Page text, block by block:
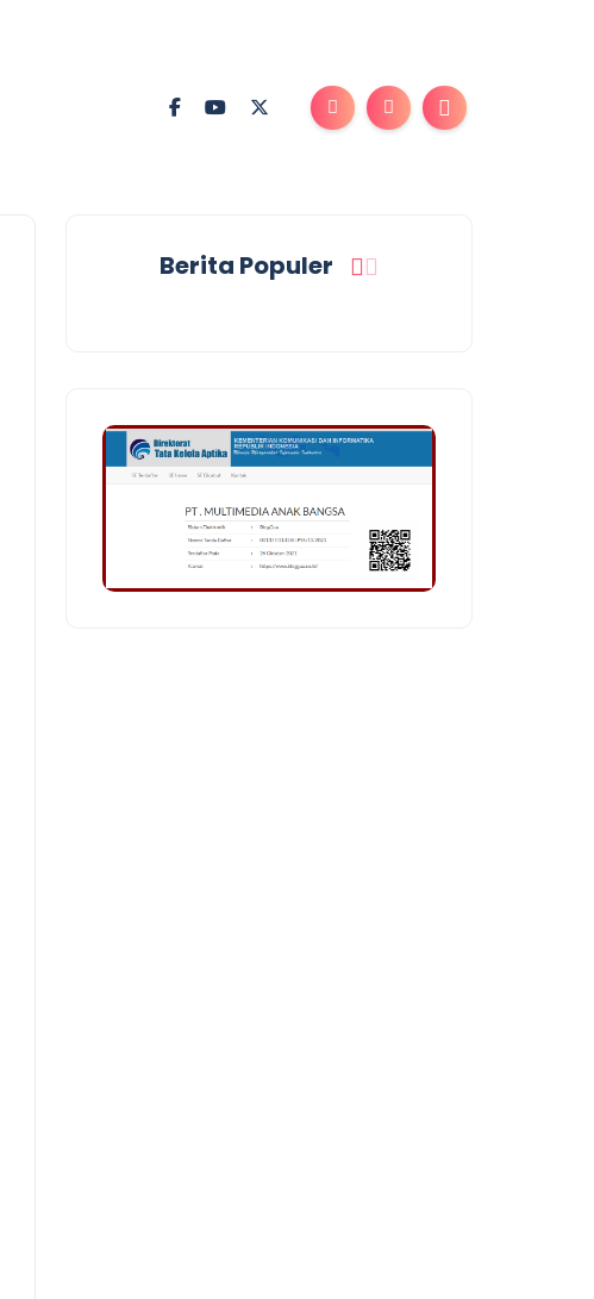
Berita Populer